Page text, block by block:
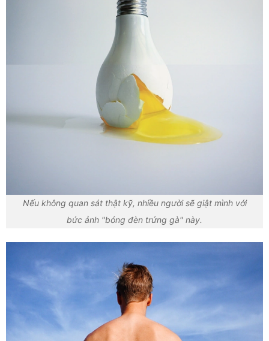
Nếu không quan sát thật kỹ, nhiều người sẽ giật mình với
bức ảnh "bóng đèn trứng gà" này.